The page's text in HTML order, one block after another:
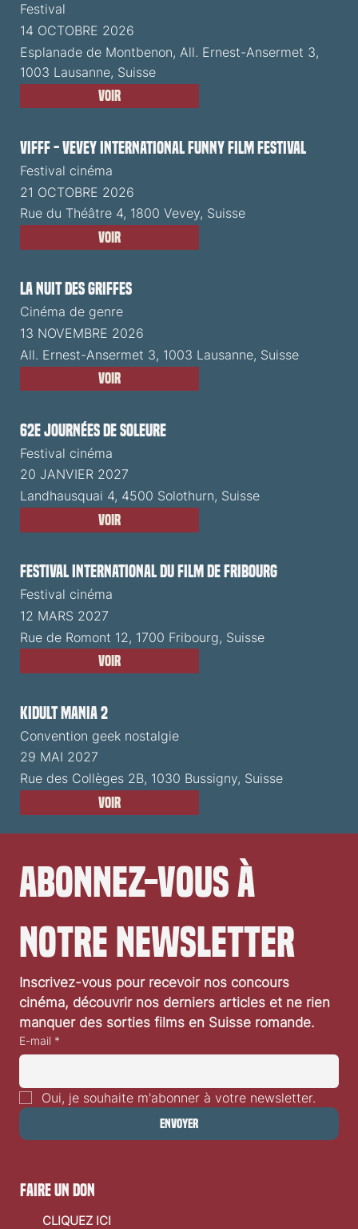
Festival
14 OCTOBRE 2026
Esplanade de Montbenon, All. Ernest-Ansermet 3,
1003 Lausanne, Suisse
Voir
VIFFF - Vevey International Funny Film Festival
Festival cinéma
21 OCTOBRE 2026
Rue du Théâtre 4, 1800 Vevey, Suisse
Voir
La Nuit des Griffes
Cinéma de genre
13 NOVEMBRE 2026
All. Ernest-Ansermet 3, 1003 Lausanne, Suisse
Voir
62e Journées de Soleure
Festival cinéma
20 JANVIER 2027
Landhausquai 4, 4500 Solothurn, Suisse
Voir
Festival International du Film de Fribourg
Festival cinéma
12 MARS 2027
Rue de Romont 12, 1700 Fribourg, Suisse
Voir
Kidult Mania 2
Convention geek nostalgie
29 MAI 2027
Rue des Collèges 2B, 1030 Bussigny, Suisse
Voir
Abonnez-vous à
notre newsletter
Inscrivez-vous pour recevoir nos concours
cinéma, découvrir nos derniers articles et ne rien
manquer des sorties films en Suisse romande.
E-mail *
Oui, je souhaite m'abonner à votre newsletter.
Envoyer
faire un don
CLIQUEZ ICI